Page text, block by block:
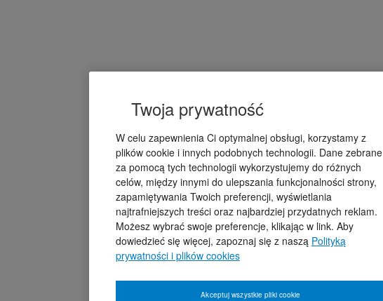
Twoja prywatność
W celu zapewnienia Ci optymalnej obsługi, korzystamy z
plików cookie i innych podobnych technologii. Dane zebrane
za pomocą tych technologii wykorzystujemy do różnych
celów, między innymi do ulepszania funkcjonalności strony,
zapamiętywania Twoich preferencji, wyświetlania
najtrafniejszych treści oraz najbardziej przydatnych reklam.
Możesz wybrać swoje preferencje, klikając w link. Aby
dowiedzieć się więcej, zapoznaj się z naszą Polityką
prywatności i plików cookies
Akceptuj wszystkie pliki cookie